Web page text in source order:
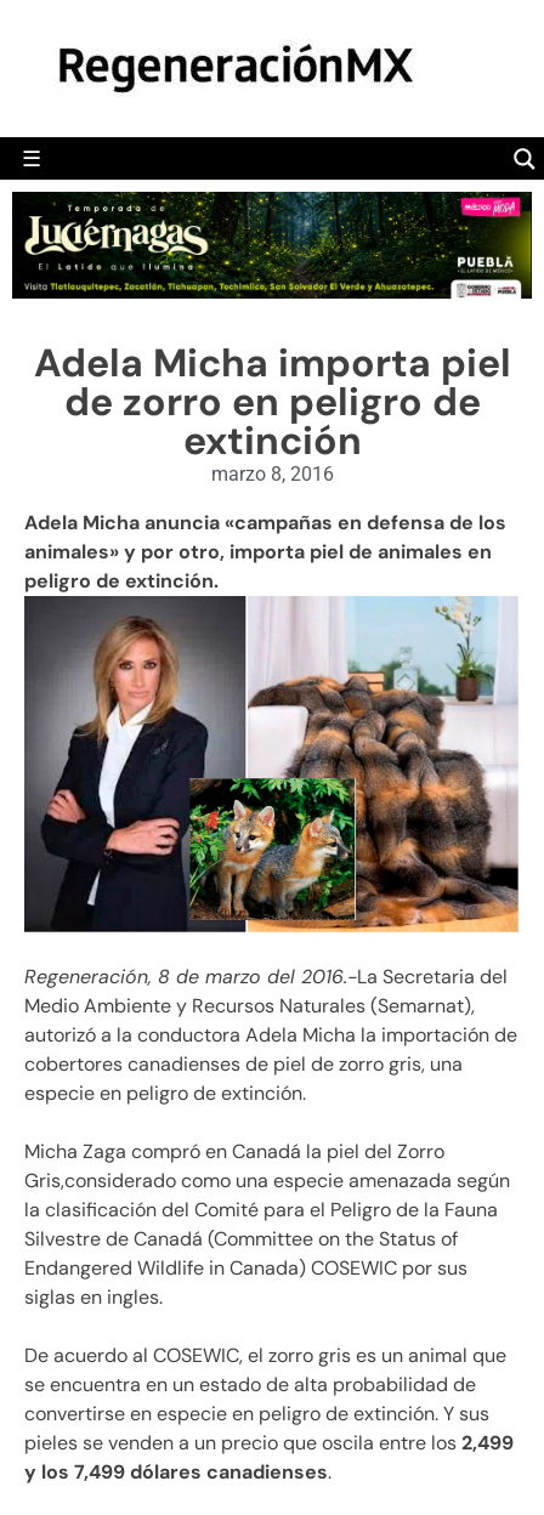
☰
POLÍTICA
CAMALEÓN
OPINIÓN
DEPORTES
VIDEOS
Adela Micha importa piel
de zorro en peligro de
extinción
marzo 8, 2016
Adela Micha anuncia «campañas en defensa de los
animales» y por otro, importa piel de animales en
peligro de extinción.
Regeneración, 8 de marzo del 2016.-La Secretaria del
Medio Ambiente y Recursos Naturales (Semarnat),
autorizó a la conductora Adela Micha la importación de
cobertores canadienses de piel de zorro gris, una
especie en peligro de extinción.
Micha Zaga compró en Canadá la piel del Zorro
Gris,considerado como una especie amenazada según
la clasificación del Comité para el Peligro de la Fauna
Silvestre de Canadá (Committee on the Status of
Endangered Wildlife in Canada) COSEWIC por sus
siglas en ingles.
De acuerdo al COSEWIC, el zorro gris es un animal que
se encuentra en un estado de alta probabilidad de
convertirse en especie en peligro de extinción. Y sus
pieles se venden a un precio que oscila entre los2,499
y los 7,499 dólares canadienses.